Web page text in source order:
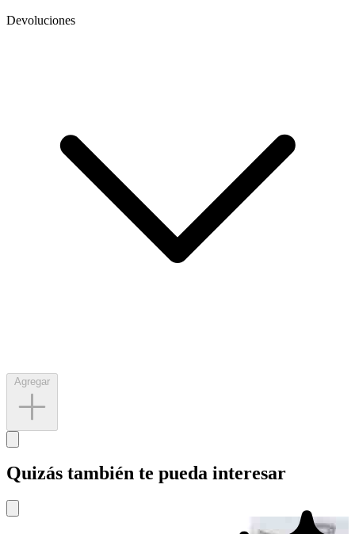
Devoluciones
Quizás también te pueda interesar